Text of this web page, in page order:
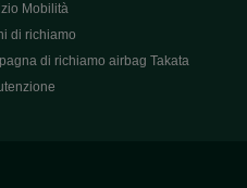
Mobilità
di richiamo
di richiamo airbag Takata